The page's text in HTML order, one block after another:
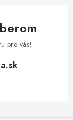
pre vás!